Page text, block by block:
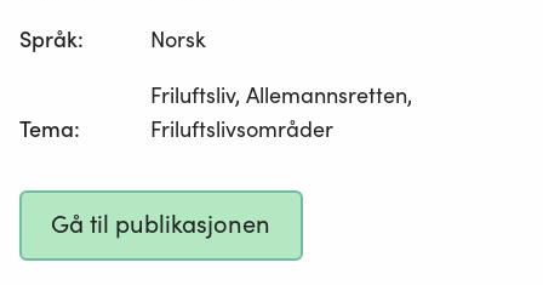
Språk: Norsk
Tema:
Friluftsliv, Allemannsretten,
Friluftslivsområder
Gå til publikasjonen